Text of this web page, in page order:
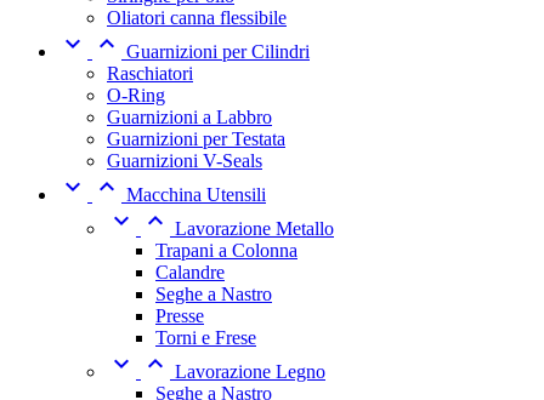
Oliatori canna flessibile
  Guarnizioni per Cilindri
Raschiatori
O-Ring
Guarnizioni a Labbro
Guarnizioni per Testata
Guarnizioni V-Seals
  Macchina Utensili
  Lavorazione Metallo
Trapani a Colonna
Calandre
Seghe a Nastro
Presse
Torni e Frese
  Lavorazione Legno
Seghe a Nastro